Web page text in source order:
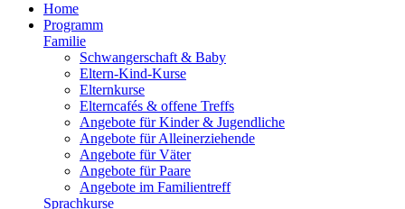
Home
Programm
Familie
Schwangerschaft & Baby
Eltern-Kind-Kurse
Elternkurse
Elterncafés & offene Treffs
Angebote für Kinder & Jugendliche
Angebote für Alleinerziehende
Angebote für Väter
Angebote für Paare
Angebote im Familientreff
Sprachkurse